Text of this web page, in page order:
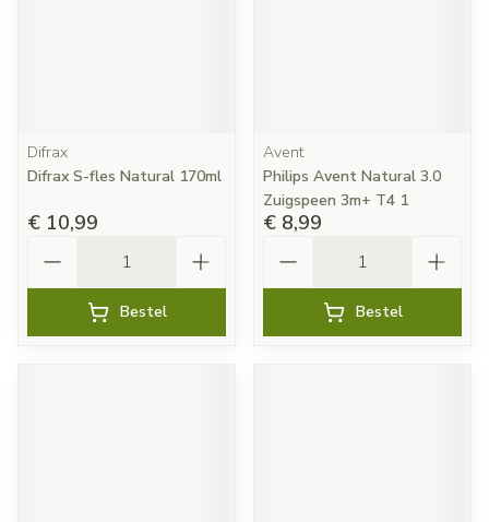
Difrax
Difrax S-fles Natural 170ml
€ 10,99
Bestel
Avent
Philips Avent Natural 3.0
Zuigspeen 3m+ T4 1
€ 8,99
Bestel